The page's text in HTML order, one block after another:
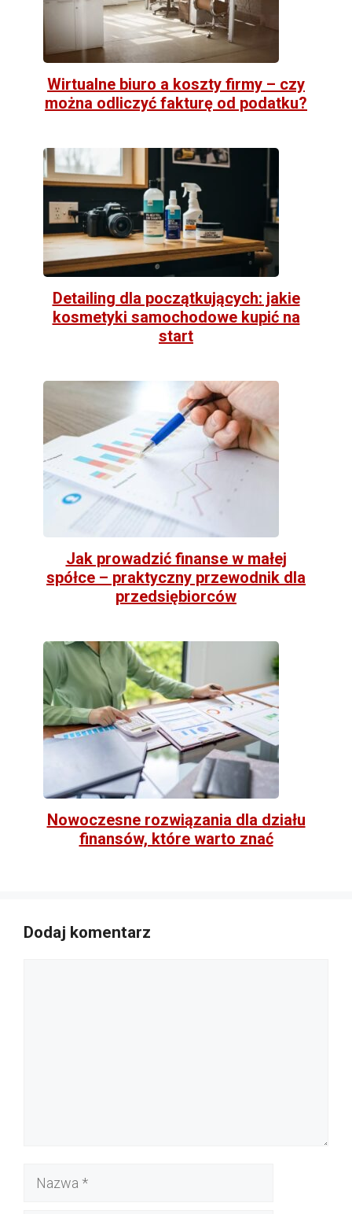
Wirtualne biuro a koszty firmy – czy
można odliczyć fakturę od podatku?
Detailing dla początkujących: jakie
kosmetyki samochodowe kupić na
start
Jak prowadzić finanse w małej
spółce – praktyczny przewodnik dla
przedsiębiorców
Nowoczesne rozwiązania dla działu
finansów, które warto znać
Dodaj komentarz
Nazwa